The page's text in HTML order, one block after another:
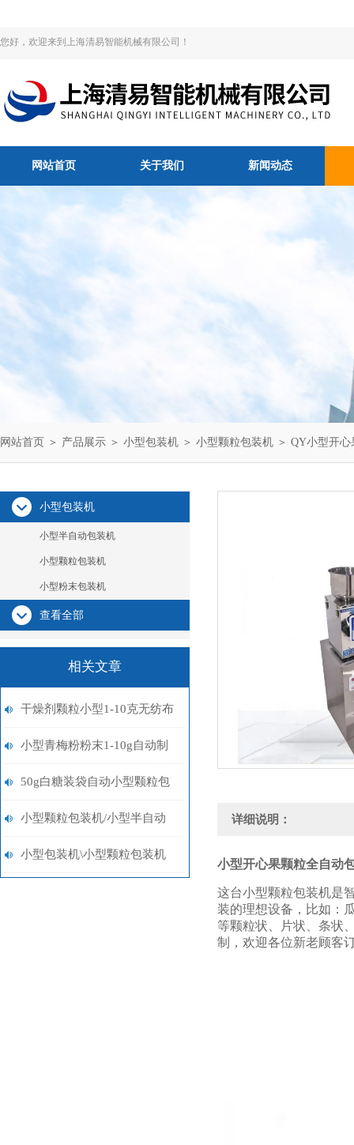
您好，欢迎来到上海清易智能机械有限公司！
网站首页 关于我们 新闻动态
网站首页 ＞ 产品展示 ＞ 小型包装机 ＞ 小型颗粒包装机 ＞ QY小型开
小型包装机
小型半自动包装机
小型颗粒包装机
小型粉末包装机
查看全部
相关文章
干燥剂颗粒小型1-10克无纺布
制袋智能自动包装机报价
小型青梅粉粉末1-10g自动制
袋称重包装机多少钱
50g白糖装袋自动小型颗粒包
装机多少钱
小型颗粒包装机/小型半自动
包装机/小型粉末包装机设备
小型包装机\小型颗粒包装机
详细说明：
小型开心果颗粒全自动
这台小型颗粒包装机是
装的理想设备，比如：
等颗粒状、片状、条状
制，欢迎各位新老顾客